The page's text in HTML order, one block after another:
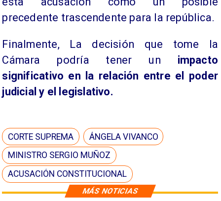
MÁS NOTICIAS
precedente trascendente para la república.
Finalmente, La decisión que tome la
Cámara podría tener un impacto
significativo en la relación entre el poder
judicial y el legislativo.
CORTE SUPREMA
ÁNGELA VIVANCO
MINISTRO SERGIO MUÑOZ
ACUSACIÓN CONSTITUCIONAL